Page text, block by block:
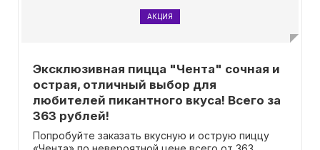
АКЦИЯ
Эксклюзивная пицца "Чента" сочная и
острая, отличный выбор для
любителей пикантного вкуса! Всего за
363 рублей!
Попробуйте заказать вкусную и острую пиццу